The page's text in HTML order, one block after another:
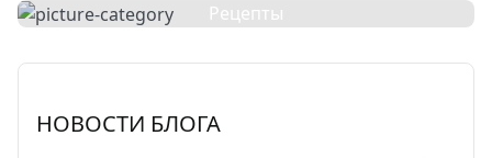
Рецепты
НОВОСТИ БЛОГА